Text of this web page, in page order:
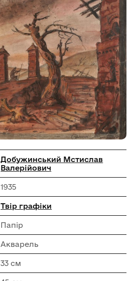
Добужинський Мстислав
Валерійович
1935
Твір графіки
Папір
Акварель
33 см